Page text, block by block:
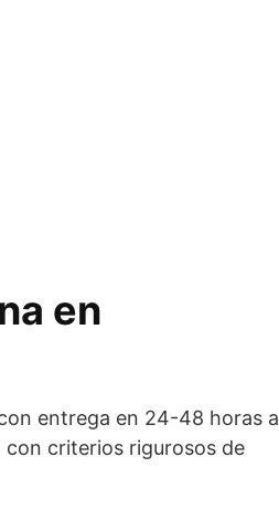
en
entrega en 24-48 horas a
criterios rigurosos de